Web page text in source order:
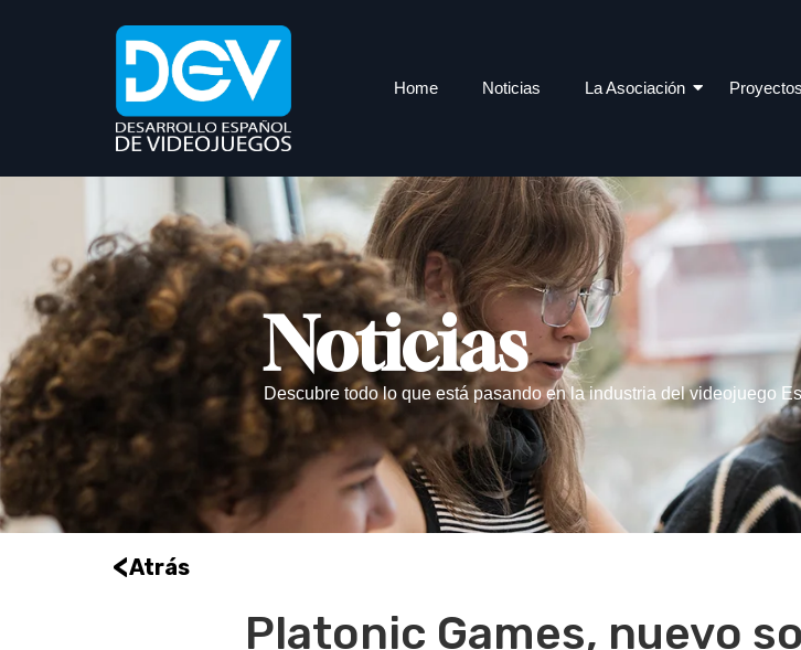
Home Noticias La Asociación Proyectos
Noticias
Descubre todo lo que está pasando en la industria del videojuego
<Atrás
Platonic Games, nuevo